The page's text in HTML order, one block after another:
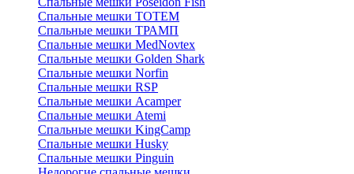
Спальные мешки ТОТЕМ
Спальные мешки ТРАМП
Cпальные мешки MedNovtex
Спальные мешки Golden Shark
Спальные мешки Norfin
Спальные мешки RSP
Спальные мешки Acamper
Спальные мешки Atemi
Спальные мешки KingCamp
Спальные мешки Husky
Спальные мешки Pinguin